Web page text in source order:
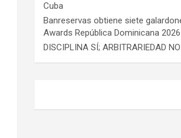
Cuba
Banreservas obtiene siete
Awards República Dominicana 2026
DISCIPLINA SÍ; ARBITRARIEDAD NO